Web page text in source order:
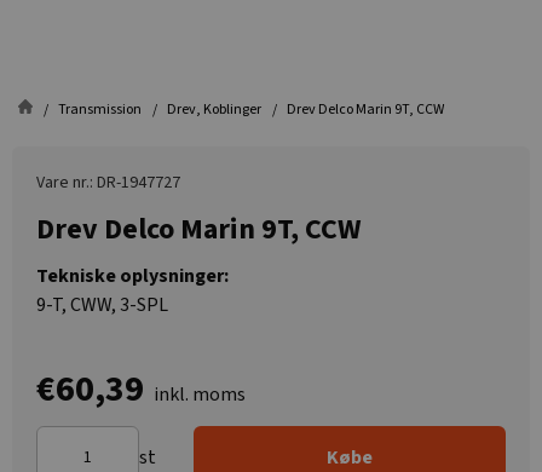
Transmission Drev, Koblinger Drev Delco Marin 9T, CCW
Vare nr.: DR-1947727
Drev Delco Marin 9T, CCW
Tekniske oplysninger:
9-T, CWW, 3-SPL
€60,39 inkl. moms
st Købe